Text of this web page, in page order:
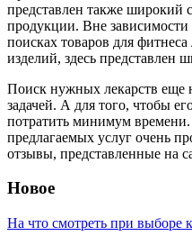
представлен также широкий
продукции. Вне зависимости
поисках товаров для
изделий, здесь представлен
Поиск нужных лекарств еще
задачей. А для того, чтобы
потратить минимум времени.
предлагаемых услуг очень
отзывы, представленные на
Новое
На что смотреть при